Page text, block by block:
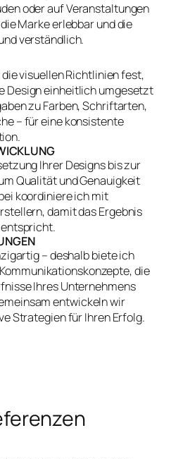
oder auf Veranstaltungen
Marke erlebbar und die
verständlich.
visuellen Richtlinien fest,
Design einheitlich umgesetzt
zu Farben, Schriftarten,
– für eine konsistente
Ihrer Designs bis zur
Qualität und Genauigkeit
koordiniere ich mit
damit das Ergebnis
– deshalb biete ich
die
Ihres Unternehmens
entwickeln wir
Strategien für Ihren Erfolg.